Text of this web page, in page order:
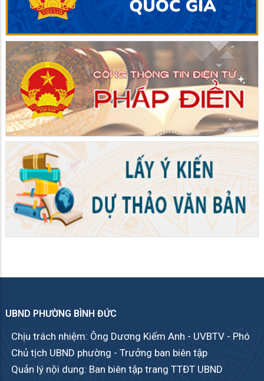
ĐẬU NÀNH RAU – HƯỚNG ĐI MỚI GIÚP NÔNG DÂN BÌNH
ĐỨC NÂNG CAO THU NHẬP
PHƯỜNG BÌNH ĐỨC HỢP TÁC VỚI CÔNG TY ANTESCO
TRIỂN KHAI VÙNG TRỒNG LIÊN KẾT